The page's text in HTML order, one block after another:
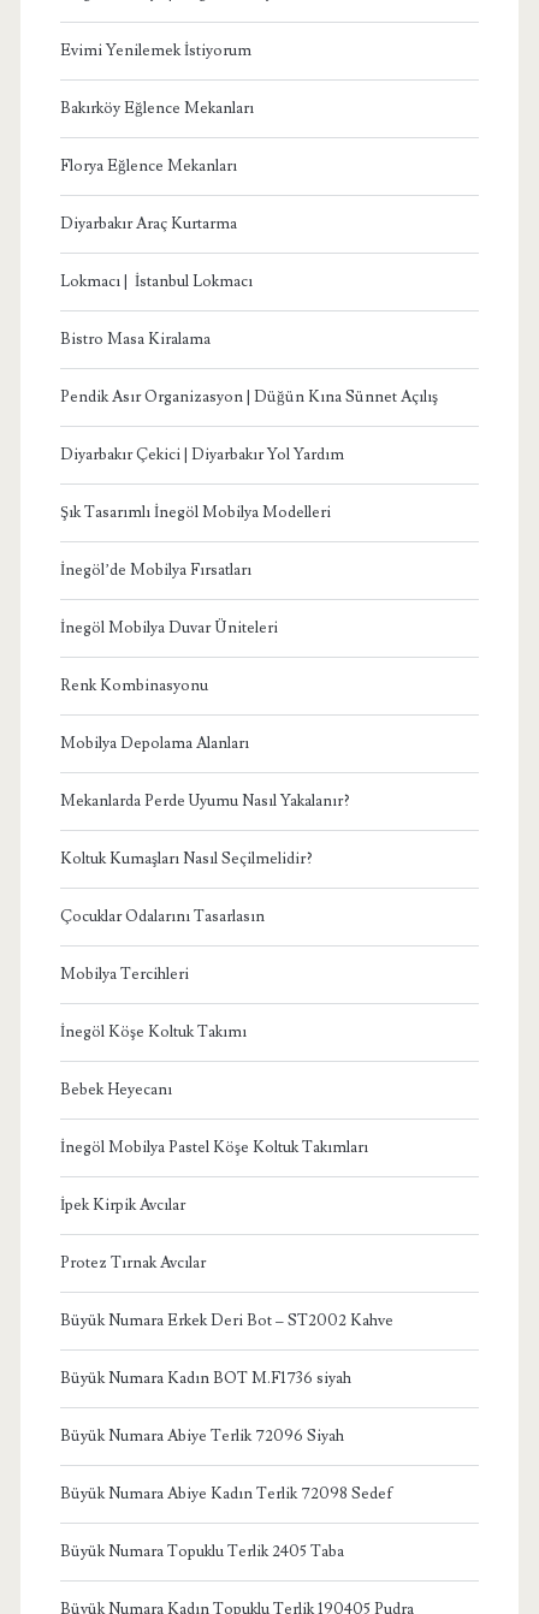
Evimi Yenilemek İstiyorum
Bakırköy Eğlence Mekanları
Florya Eğlence Mekanları
Diyarbakır Araç Kurtarma
Lokmacı | İstanbul Lokmacı
Bistro Masa Kiralama
Pendik Asır Organizasyon | Düğün Kına Sünnet Açılış
Diyarbakır Çekici | Diyarbakır Yol Yardım
Şık Tasarımlı İnegöl Mobilya Modelleri
İnegöl’de Mobilya Fırsatları
İnegöl Mobilya Duvar Üniteleri
Renk Kombinasyonu
Mobilya Depolama Alanları
Mekanlarda Perde Uyumu Nasıl Yakalanır?
Koltuk Kumaşları Nasıl Seçilmelidir?
Çocuklar Odalarını Tasarlasın
Mobilya Tercihleri
İnegöl Köşe Koltuk Takımı
Bebek Heyecanı
İnegöl Mobilya Pastel Köşe Koltuk Takımları
İpek Kirpik Avcılar
Protez Tırnak Avcılar
Büyük Numara Erkek Deri Bot – ST2002 Kahve
Büyük Numara Kadın BOT M.F1736 siyah
Büyük Numara Abiye Terlik 72096 Siyah
Büyük Numara Abiye Kadın Terlik 72098 Sedef
Büyük Numara Topuklu Terlik 2405 Taba
Büyük Numara Kadın Topuklu Terlik 190405 Pudra